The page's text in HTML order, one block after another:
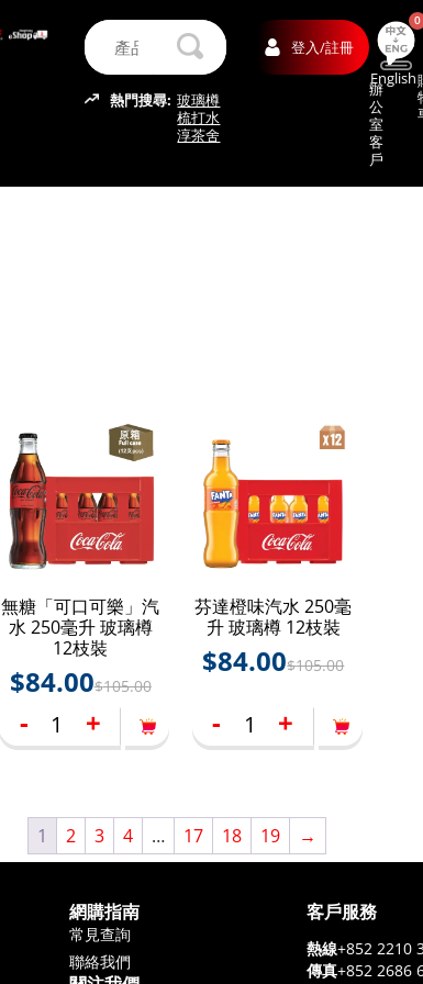
熱門搜尋: 玻璃樽
梳打水
淳茶舍
登入/註冊
辦
公
室
客
戶
English
0
無糖「可口可樂」汽
水 250毫升 玻璃樽
12枝裝
$105.00
$84.00
-
+
芬達橙味汽水 250毫
升 玻璃樽 12枝裝
$105.00
$84.00
-
+
1 2 3 4 … 17 18 19 →
網購指南
常見查詢
聯絡我們
客戶服務
熱線+852 2210
傳真+852 2686